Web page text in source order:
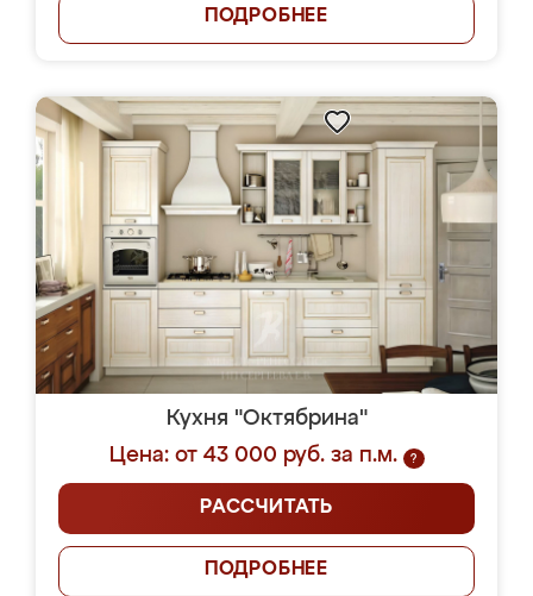
ПОДРОБНЕЕ
Кухня "Октябрина"
Цена: от 43 000 руб. за п.м.
?
РАССЧИТАТЬ
ПОДРОБНЕЕ